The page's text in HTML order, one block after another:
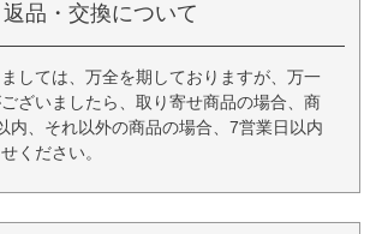
返品・交換について
しては、万全を期しておりますが、万一
ざいましたら、取り寄せ商品の場合、商
内、それ以外の商品の場合、7営業日以内
ください。